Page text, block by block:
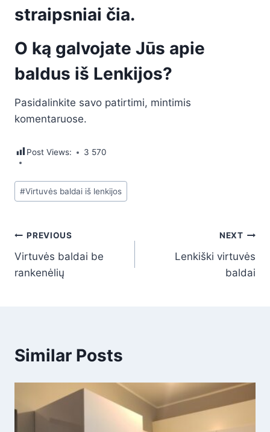
straipsniai čia.
O ką galvojate Jūs apie
baldus iš Lenkijos?
Pasidalinkite savo patirtimi, mintimis
komentaruose.
Post Views: 3 570
Post
Tags:
#Virtuvės baldai iš lenkijos
Navigacija
tarp
PREVIOUS
Virtuvės baldai be
rankenėlių
NEXT
Lenkiški virtuvės
baldai
Similar Posts